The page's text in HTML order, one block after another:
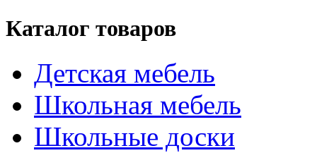
Каталог товаров
Детская мебель
Школьная мебель
Школьные доски